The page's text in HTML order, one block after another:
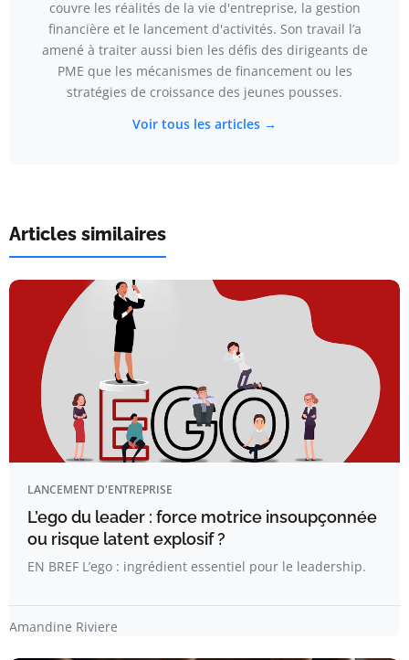
couvre les réalités de la vie d'entreprise, la gestion
financière et le lancement d'activités. Son travail l’a
amené à traiter aussi bien les défis des dirigeants de
PME que les mécanismes de financement ou les
stratégies de croissance des jeunes pousses.
Voir tous les articles →
Articles similaires
LANCEMENT D'ENTREPRISE
L’ego du leader : force motrice insoupçonnée
ou risque latent explosif ?
EN BREF L’ego : ingrédient essentiel pour le leadership.
Amandine Riviere